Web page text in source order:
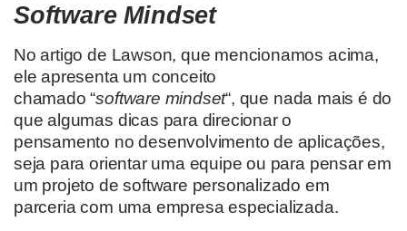
Software Mindset
No artigo de Lawson, que mencionamos acima,
eleapresentaum conceito
chamado “software mindset“, que nada mais é do
que algumas dicas para direcionar o
pensamento no desenvolvimento de aplicações,
seja para orientar uma equipe ou para pensarem
um projeto de software personalizado em
parceria com uma empresaespecializada.